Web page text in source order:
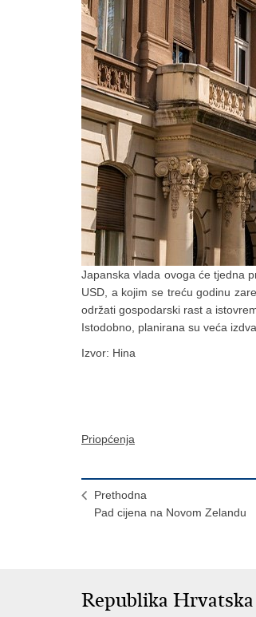
Japanska vlada ovoga će tjedna
USD, a kojim se treću godinu
održati gospodarski rast a
Istodobno, planirana su veća
Izvor: Hina
Priopćenja
Prethodna
Pad cijena na Novom Zelandu
Republika Hrvatska